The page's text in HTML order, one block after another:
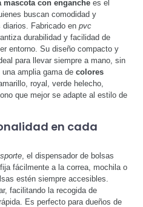
con enganche es el
buscan comodidad y
Fabricado en pvc
durabilidad y facilidad de
entorno. Su diseño compacto y
para llevar siempre a mano, sin
amplia gama de colores
royal, verde helecho,
que mejor se adapte al estilo de
en cada
, el dispensador de bolsas
fácilmente a la correa, mochila o
estén siempre accesibles.
facilitando la recogida de
Es perfecto para dueños de